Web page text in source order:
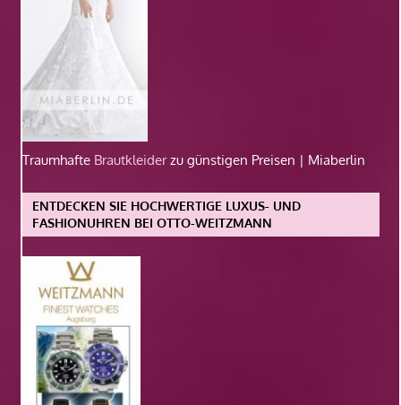
Traumhafte Brautkleiderzu günstigen Preisen | Miaberlin
ENTDECKEN SIE HOCHWERTIGE LUXUS- UND
FASHIONUHREN BEI OTTO-WEITZMANN